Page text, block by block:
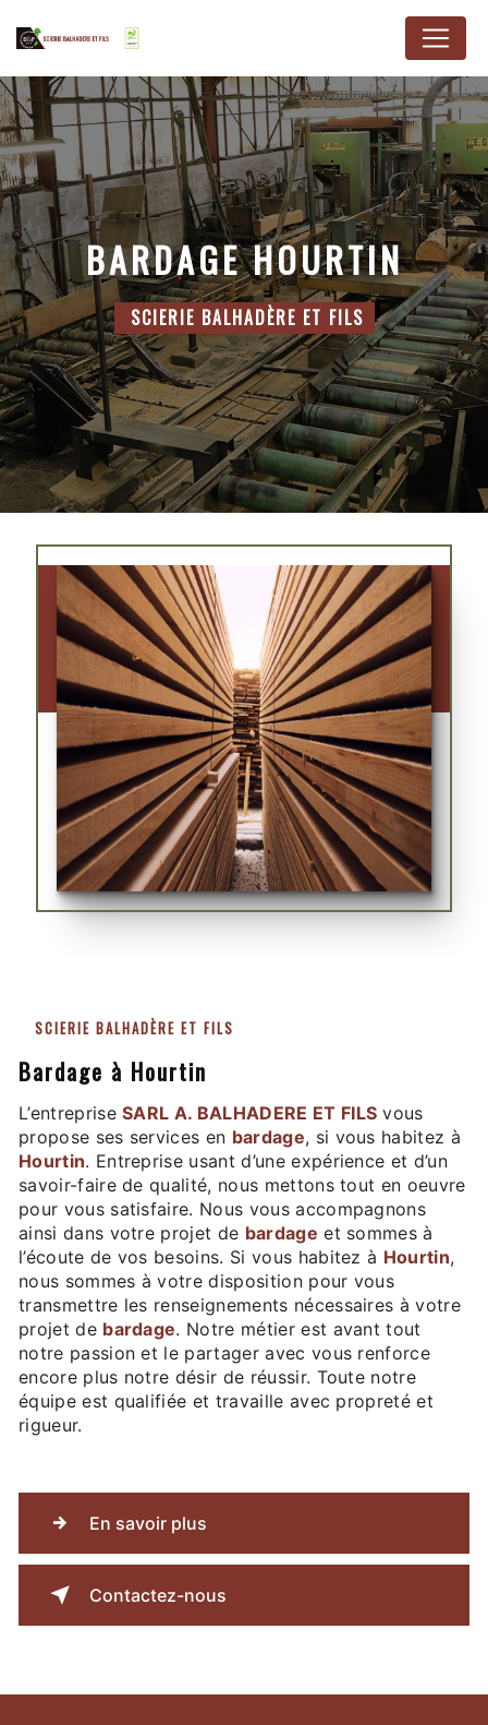
BARDAGE HOURTIN
SCIERIE BALHADÈRE ET FILS
SCIERIE BALHADÈRE ET FILS
bardage à Hourtin
L’entrepriseSARL A. BALHADERE ET FILS vous
propose ses services en bardage, si vous habitez à
Hourtin. Entreprise usant d’une expérience et d’un
savoir-faire de qualité, nous mettons tout en oeuvre
pour vous satisfaire. Nous vous accompagnons
ainsi dans votre projet de bardage et sommes à
l’écoute de vos besoins. Si vous habitez à Hourtin,
nous sommes à votre disposition pour vous
transmettre les renseignements nécessaires à votre
projet de bardage. Notre métier est avant tout
notre passion et le partager avec vous renforce
encore plus notre désir de réussir. Toute notre
équipe est qualifiée et travaille avec propreté et
rigueur.
En savoir plus
Contactez-nous